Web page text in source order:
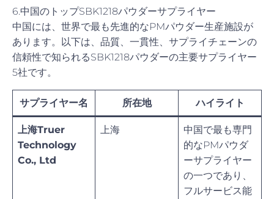
6.中国のトップSBK1218パウダーサプライヤー
中国には、世界で最も先進的なPMパウダー生産施設が
あります。以下は、品質、一貫性、サプライチェーンの
信頼性で知られるSBK1218パウダーの主要サプライヤー
5社です。
サプライヤー名 所在地 ハイライト
上海Truer
Technology
Co., Ltd
上海
中国で最も専門
的なPMパウダ
ーサプライヤー
の一つであり、
フルサービス能